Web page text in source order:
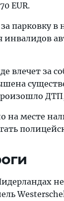
EUR.
в
инвалидов
влечет за
на месте